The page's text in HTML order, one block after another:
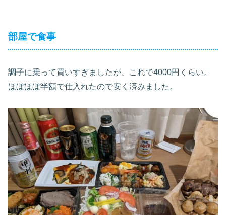
部屋で食事
調子に乗って買いすぎましたが、これで4000円くらい。
ほぼほぼ半額で仕入れたので安く済みました。